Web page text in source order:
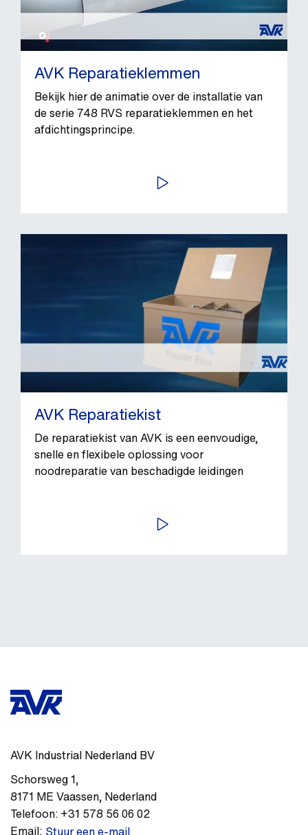
AVK Reparatieklemmen
Bekijk hier de animatie over de installatie van
de serie 748 RVS reparatieklemmen en het
afdichtingsprincipe.
SPEEL AF
AVK Reparatiekist
De reparatiekist van AVK is een eenvoudige,
snelle en flexibele oplossing voor
noodreparatie van beschadigde leidingen
SPEEL AF
AVK Industrial Nederland BV
Schorsweg 1,
8171 ME Vaassen, Nederland
Telefoon: +31 578 56 06 02
Email: Stuur een e-mail